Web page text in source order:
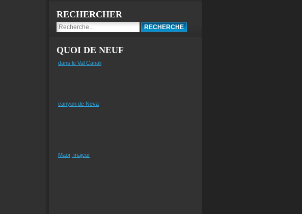
RECHERCHER
QUOI DE NEUF
dans le Val Canali
canyon de Neva
Maor, majeur